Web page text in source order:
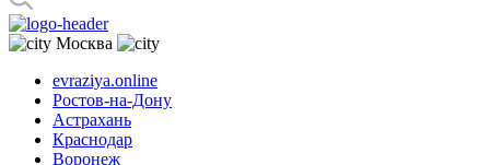
Москва
evraziya.online
Ростов-на-Дону
Астрахань
Краснодар
Воронеж